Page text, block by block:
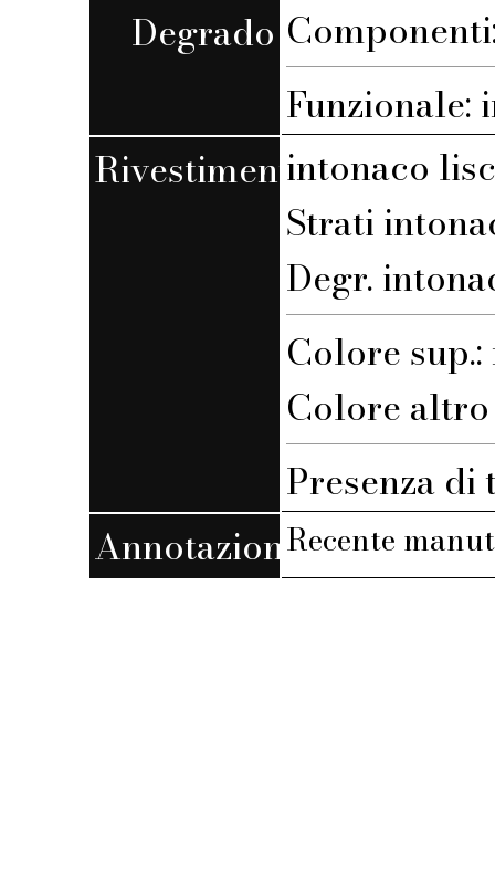
Degrado
Funzionale:
Rivestimentointonaco
Strati
Degr.
Colore
Colore altro
Presenza
AnnotazioniRecente